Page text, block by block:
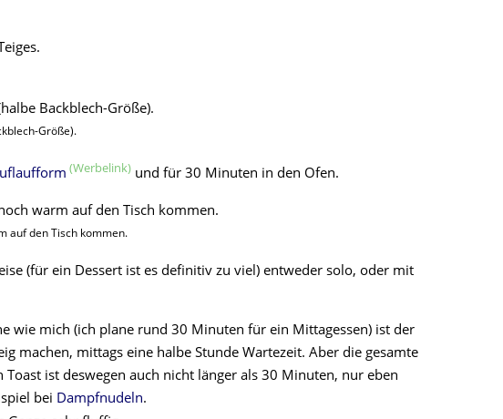
Größe).
und für 30 Minuten in den Ofen.
auf den Tisch kommen.
(für ein Dessert ist es definitiv zu viel) entweder solo, oder mit
wie mich (ich plane rund 30 Minuten für ein Mittagessen) ist der
machen, mittags eine halbe Stunde Wartezeit. Aber die gesamte
ist deswegen auch nicht länger als 30 Minuten, nur eben
bei Dampfnudeln.